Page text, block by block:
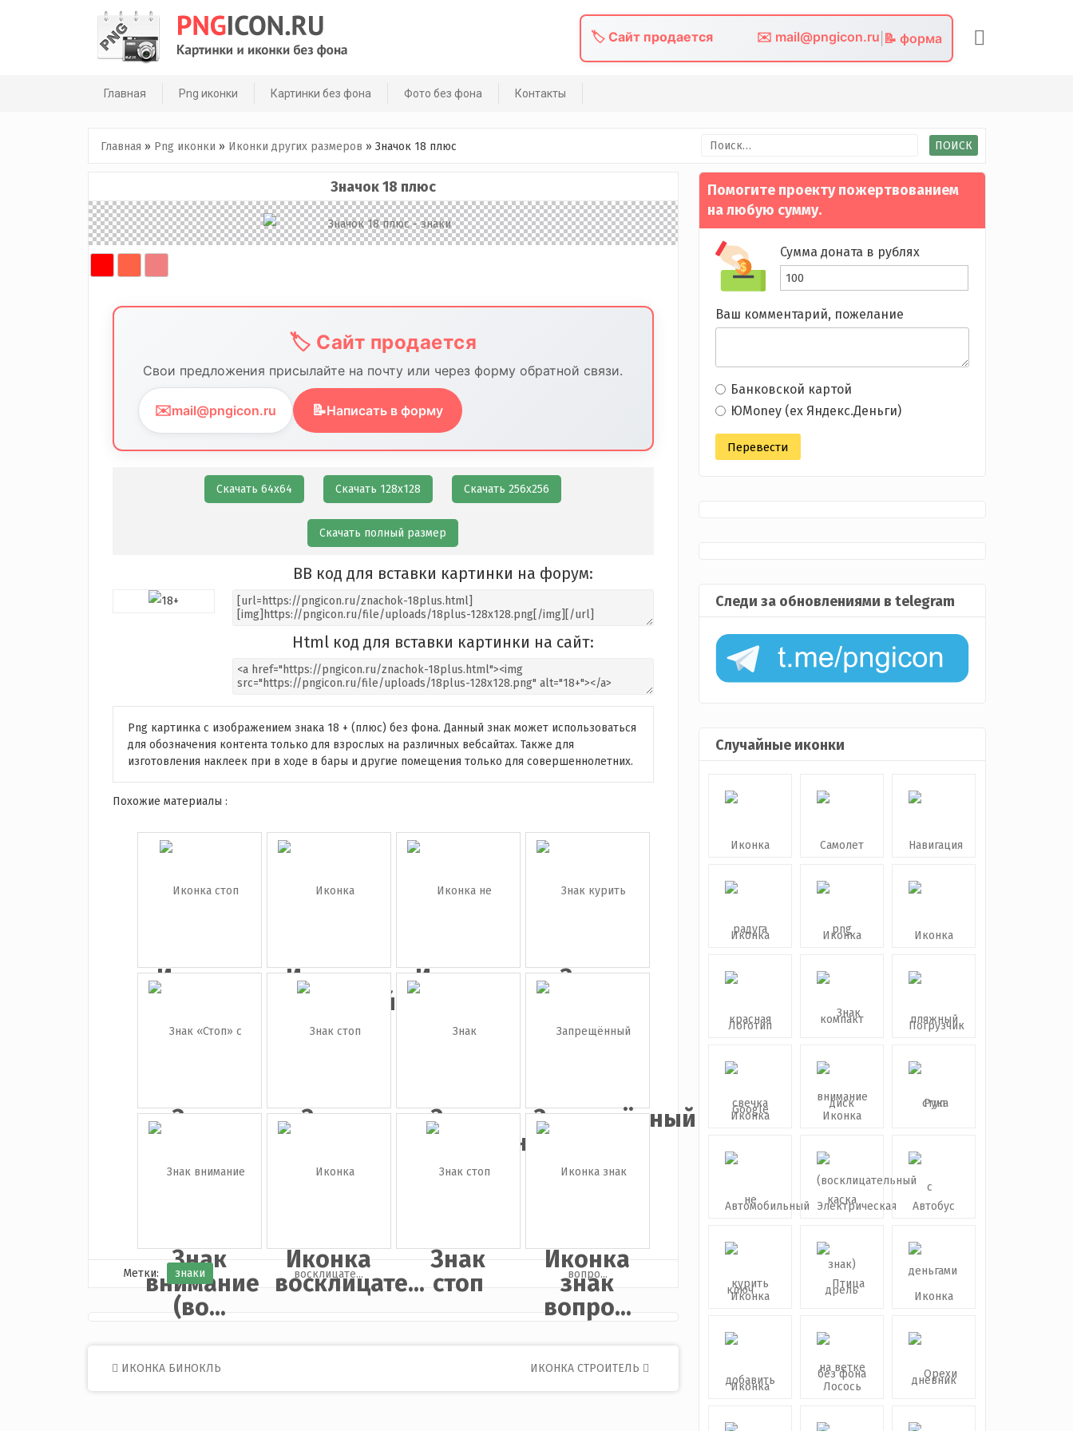
🏷️ Сайт продается ✉️ mail@pngicon.ru 📝 форма
Главная Png иконки Картинки без фона Фото без фона Контакты
Главная » Png иконки » Иконки других размеров » Значок 18 плюс Найти:
Значок 18 плюс
🏷️ Сайт продается
Свои предложения присылайте на почту или через форму обратной связи.
✉️mail@pngicon.ru 📝Написать в форму
Скачать 64х64 Скачать 128х128 Скачать 256х256
Скачать полный размер
BB код для вставки картинки на форум:
Html код для вставки картинки на сайт:
Png картинка с изображением знака 18 + (плюс) без фона. Данный знак может использоваться
для обозначения контента только для взрослых на различных вебсайтах. Также для
изготовления наклеек при в ходе в бары и другие помещения только для совершеннолетних.
Похожие материалы :
Иконка
Иконка
дорожный
з...
Иконка
курить
Знак
курить
запре...
Знак
«Стоп» с
лад...
Знак
Знак
предупрежден...
Запрещённый
пласт...
Знак
внимание
(во...
Иконка
восклицате...
Знак
стоп
Иконка
знак
вопро...
Метки: знаки
Post
navigation
ИКОНКА БИНОКЛЬ ИКОНКА СТРОИТЕЛЬ
Помогите проекту пожертвованием
на любую сумму.
Сумма доната в рублях
Ваш комментарий, пожелание
Банковской картой
ЮMoney (ex Яндекс.Деньги)
Следи за обновлениями в telegram
Случайные иконки